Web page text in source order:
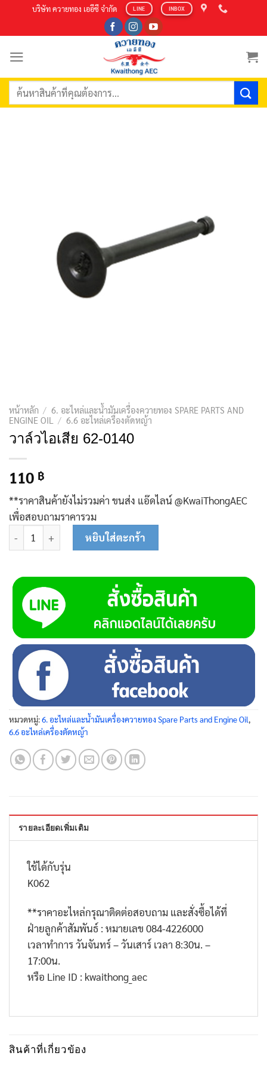
content
บริษัท ควายทอง เออีซี จำกัด LINE INBOX
ค้นหา:
หน้าหลัก / 6. อะไหล่และน้ำมันเครื่องควายทอง SPARE PARTS AND
ENGINE OIL
/ 6.6 อะไหล่เครื่องตัดหญ้า
วาล์วไอเสีย 62-0140
110 ฿
**ราคาสินค้ายังไม่รวมค่า ขนส่ง แอ๊ดไลน์ @KwaiThongAEC
เพื่อสอบถามราคารวม
จำนวน วาล์วไอเสีย 62-0140 ชิ้น
หยิบใส่ตะกร้า
หมวดหมู่:6. อะไหล่และน้ำมันเครื่องควายทอง Spare Parts and Engine Oil
6.6 อะไหล่เครื่องตัดหญ้า
รายละเอียดเพิ่มเติม
ใช้ได้กับรุ่น
K062
**ราคาอะไหล่กรุณาติดต่อสอบถาม และสั่งซื้อได้ที่
ฝ่ายลูกค้าสัมพันธ์ : หมายเลข 084-4226000
เวลาทำการ วันจันทร์ – วันเสาร์ เวลา 8:30น. –
17:00น.
หรือ Line ID : kwaithong_aec
สินค้าที่เกี่ยวข้อง